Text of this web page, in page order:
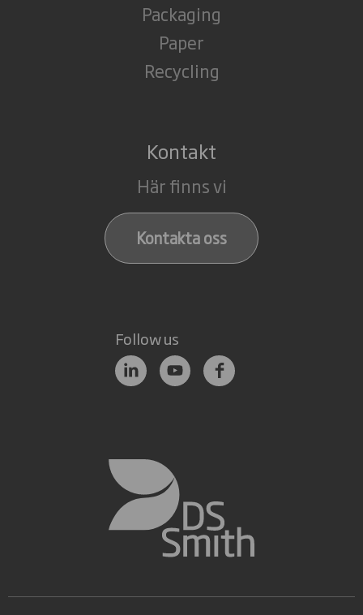
Packaging
Paper
Recycling
Kontakt
Här finns vi
Kontakta oss
Follow us